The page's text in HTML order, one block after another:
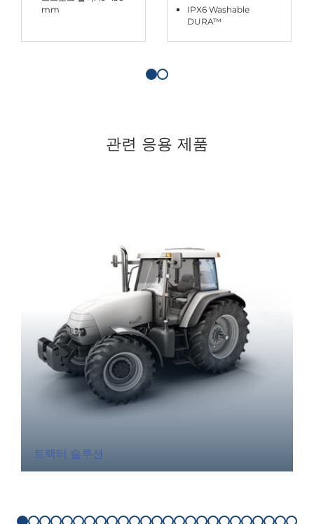
mm
IPX6 Washable
DURA™
관련 응용 제품
트랙터 솔루션